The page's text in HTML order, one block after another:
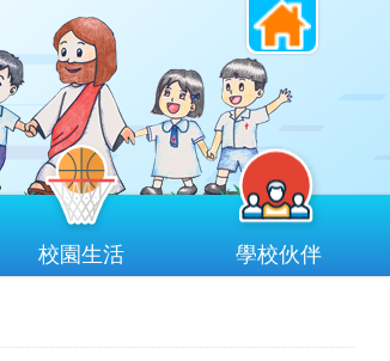
校園生活 學校伙伴